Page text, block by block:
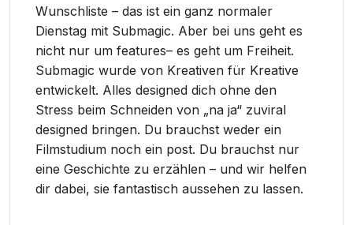
Wunschliste – das ist ein ganz normaler
Dienstag mit Submagic. Aber bei uns geht es
nicht nur um features– es geht um Freiheit.
Submagic wurde von Kreativen für Kreative
entwickelt. Alles designed dich ohne den
Stress beim Schneiden von „na ja“ zuviral
designed bringen. Du brauchst weder ein
Filmstudium noch ein post. Du brauchst nur
eine Geschichte zu erzählen – und wir helfen
dir dabei, sie fantastisch aussehen zu lassen.